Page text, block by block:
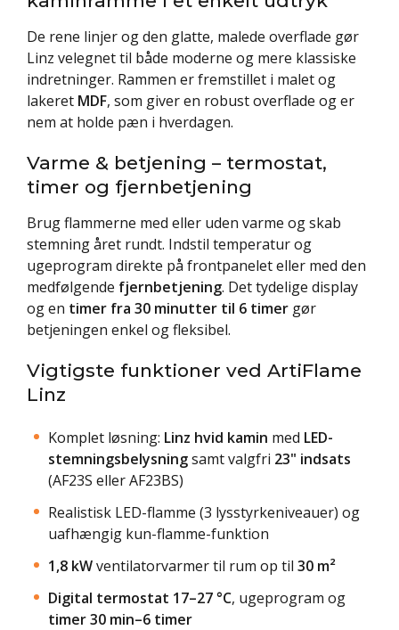
De rene linjer og den glatte, malede overflade gør
Linz velegnet til både moderne og mere klassiske
indretninger. Rammen er fremstillet i malet og
lakeret MDF, som giver en robust overflade og er
nem at holde pæn i hverdagen.
Varme & betjening – termostat,
timer og fjernbetjening
Brug flammerne med eller uden varme og skab
stemning året rundt. Indstil temperatur og
ugeprogram direkte på frontpanelet eller med den
medfølgende fjernbetjening. Det tydelige display
og en timer fra 30 minutter til 6 timer gør
betjeningen enkel og fleksibel.
Vigtigste funktioner ved ArtiFlame
Linz
Komplet løsning: Linz hvid kamin med LED-
stemningsbelysningsamt valgfri 23" indsats
(AF23S eller AF23BS)
Realistisk LED-flamme (3 lysstyrkeniveauer) og
uafhængig kun-flamme-funktion
1,8 kWventilatorvarmer til rum op til 30 m²
Digital termostat 17–27 °C, ugeprogram og
timer 30 min–6 timer